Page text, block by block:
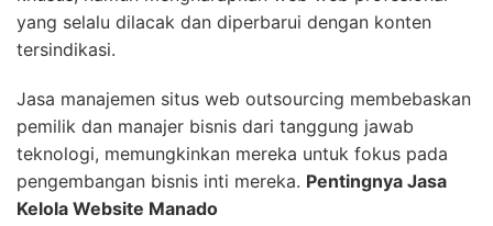
yang selalu dilacak dan diperbarui dengan konten
tersindikasi.
Jasa manajemen situs web outsourcing membebaskan
pemilik dan manajer bisnis dari tanggung jawab
teknologi, memungkinkan mereka untuk fokus pada
pengembangan bisnis inti mereka. Pentingnya Jasa
Kelola Website Manado